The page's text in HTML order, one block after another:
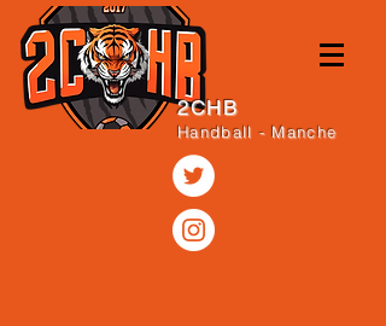
2CHB
Handball - Manche